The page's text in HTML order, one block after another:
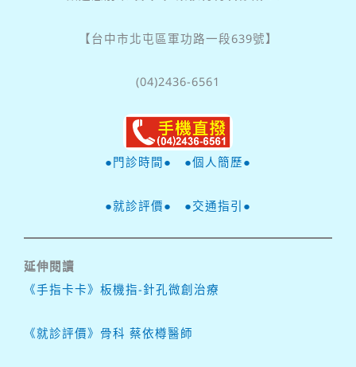
【台中市北屯區軍功路一段639號】
(04)2436-6561
●門診時間● ●個人簡歷●
●就診評價● ●交通指引●
延伸閱讀
《手指卡卡》板機指-針孔微創治療
《就診評價》骨科 蔡依樽醫師